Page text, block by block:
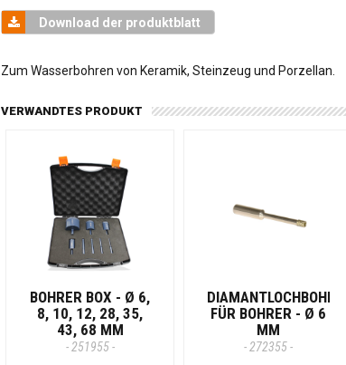
Download der produktblatt
Zum Wasserbohren von Keramik, Steinzeug und Porzellan.
VERWANDTES PRODUKT
BOHRER BOX - Ø 6,
8, 10, 12, 28, 35,
43, 68 MM
- 251955 -
DIAMANTLOCHBOHRER
FÜR BOHRER - Ø 6
MM
- 272355 -